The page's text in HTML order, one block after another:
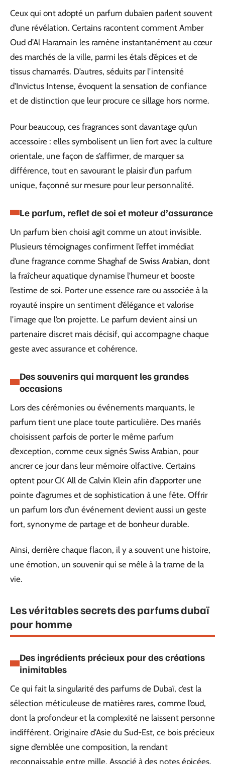
Ceux qui ont adopté un parfum dubaïen parlent souvent
d’une révélation. Certains racontent comment Amber
Oud d’Al Haramain les ramène instantanément au cœur
des marchés de la ville, parmi les étals d’épices et de
tissus chamarrés. D’autres, séduits par l’intensité
d’Invictus Intense, évoquent la sensation de confiance
et de distinction que leur procure ce sillage hors norme.
Pour beaucoup, ces fragrances sont davantage qu’un
accessoire : elles symbolisent un lien fort avec la culture
orientale, une façon de s’affirmer, de marquer sa
différence, tout en savourant le plaisir d’un parfum
unique, façonné sur mesure pour leur personnalité.
Le parfum, reflet de soi et moteur d’assurance
Un parfum bien choisi agit comme un atout invisible.
Plusieurs témoignages confirment l’effet immédiat
d’une fragrance comme Shaghaf de Swiss Arabian, dont
la fraîcheur aquatique dynamise l’humeur et booste
l’estime de soi. Porter une essence rare ou associée à la
royauté inspire un sentiment d’élégance et valorise
l’image que l’on projette. Le parfum devient ainsi un
partenaire discret mais décisif, qui accompagne chaque
geste avec assurance et cohérence.
Des souvenirs qui marquent les grandes
occasions
Lors des cérémonies ou événements marquants, le
parfum tient une place toute particulière. Des mariés
choisissent parfois de porter le même parfum
d’exception, comme ceux signés Swiss Arabian, pour
ancrer ce jour dans leur mémoire olfactive. Certains
optent pour CK All de Calvin Klein afin d’apporter une
pointe d’agrumes et de sophistication à une fête. Offrir
un parfum lors d’un événement devient aussi un geste
fort, synonyme de partage et de bonheur durable.
Ainsi, derrière chaque flacon, il y a souvent une histoire,
une émotion, un souvenir qui se mêle à la trame de la
vie.
Les véritables secrets des parfums dubaï
pour homme
Des ingrédients précieux pour des créations
inimitables
Ce qui fait la singularité des parfums de Dubaï, c’est la
sélection méticuleuse de matières rares, comme l’oud,
dont la profondeur et la complexité ne laissent personne
indifférent. Originaire d’Asie du Sud-Est, ce bois précieux
signe d’emblée une composition, la rendant
reconnaissable entre mille. Associé à des notes épicées,